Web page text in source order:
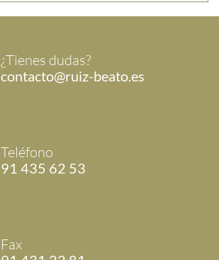
¿Tienes dudas?
contacto@ruiz-beato.es
Teléfono
91 435 62 53
Fax